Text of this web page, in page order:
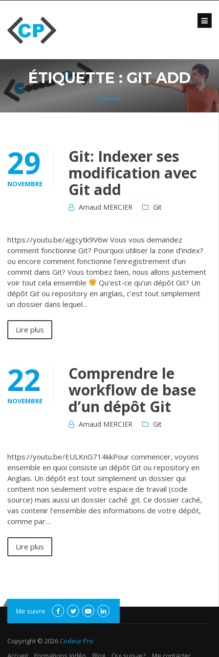
Blog
Vidéo
Formations
Entreprise
Me
contacter
content
ÉTIQUETTE : GIT ADD
29
NOVEMBRE
Git: Indexer ses
modification avec
Git add
Arnaud MERCIER Git
https://youtu.be/aJgcytk9V6w Vous vous demandez
comment fonctionne Git? Pourquoi utiliser la zone d’index?
ou encore comment fonctionne l’enregistrement d’un
commit dans Git? Vous tombez bien, nous allons justement
voir tout cela ensemble
Qu’est-ce qu’un dépôt Git? Un
dépôt Git ou repository en anglais, c’est tout simplement
un dossier dans lequel…
Lire plus
22
NOVEMBRE
Comprendre le
workflow de base
d’un dépôt Git
Arnaud MERCIER Git
https://youtu.be/EULKnG714kkPour commencer, voyons
ensemble en quoi consiste un dépôt Git ou repository en
Anglais. Un dépôt est tout simplement un dossier qui
contient non seulement votre espace de travail (code
source) mais aussi un dossier caché .git. Ce dossier caché,
vas contenir l’ensemble des informations de votre dépôt,
comme par…
Lire plus
Me suivre
Copyright © 2026Codeur Pro